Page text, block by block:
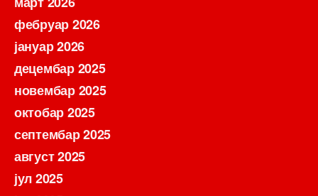
фебруар 2026
јануар 2026
децембар 2025
новембар 2025
октобар 2025
септембар 2025
август 2025
јул 2025